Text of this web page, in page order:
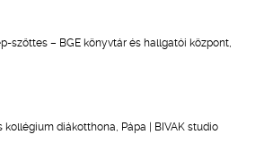
szőttes – BGE könyvtár és hallgatói központ,
diákotthona, Pápa | BIVAK studio